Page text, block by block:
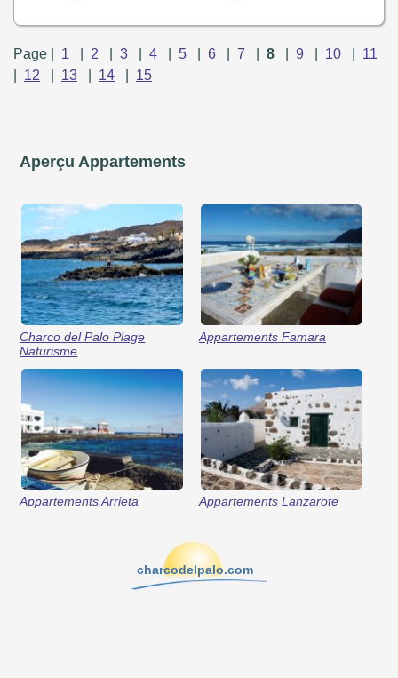
Page | 1 2 3 4 5 6 7 8 9 10
11
12 13 14 15
Aperçu Appartements
Charco del Palo Plage
Naturisme
Appartements Famara
Appartements Arrieta Appartements Lanzarote
charcodelpalo.com